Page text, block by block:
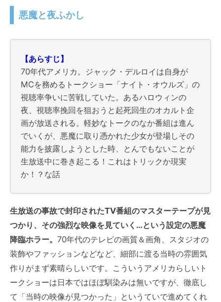
悪魔と夜ふかし
【あらすじ】
70年代アメリカ。ジャック・デルロイは自身が
MCを務めるトークショー「ナイト・オウルズ」の
視聴率争いに苦戦していた。あるハロウィンの
夜、視聴率挽回を狙おうと起死回生のオカルト企
画が放送される。軽妙なトークのなか番組は進ん
でいくが、悪魔に取り憑かれた少女が登場しその
能力を披露しようとした時、とんでもないことが
生放送中に巻き起こる！これはトリックか現実
か！？な話
生放送の事故で封印されたTV番組のマスターテープが見
つかり、その強烈な映像を見ていく…という設定の悪魔
降臨ホラー。 70年代のテレビの画質＆画角、スタジオの
装飾やファッションなどなど、細部に渡る当時の雰囲気
作りがまず素晴らしいです。こういうアメリカらしいト
ークショーは日本ではほぼ馴染みは無いですが、徹底し
て「当時の映像が見つかった」というていで進めてくれ